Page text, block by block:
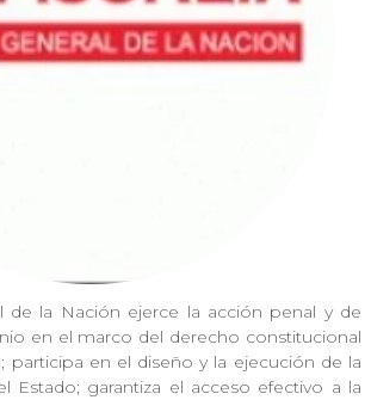
de la Nación ejerce la acción penal y de
en el marco del derecho constitucional
participa en el diseño y la ejecución de la
Estado; garantiza el acceso efectivo a la